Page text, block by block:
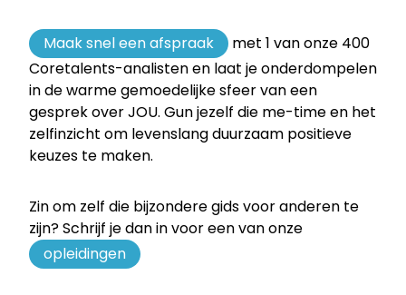
Maak snel een afspraak
met 1 van onze 400
Coretalents-analisten en laat je onderdompelen
in de warme gemoedelijke sfeer van een
gesprek over JOU. Gun jezelf die me-time en het
zelfinzicht om levenslang duurzaam positieve
keuzes te maken.
Zin om zelf die bijzondere gids voor anderen te
zijn? Schrijf je dan in voor een van onze
opleidingen